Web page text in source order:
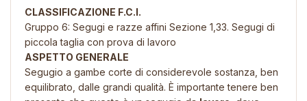
CLASSIFICAZIONE F.C.I.
Gruppo 6: Segugi e razze affini Sezione 1,33. Segugi di
piccola taglia con prova di lavoro
ASPETTO GENERALE
Segugio a gambe corte di considerevole sostanza, ben
equilibrato, dalle grandi qualità. È importante tenere ben